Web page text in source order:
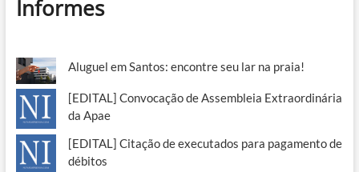
Informes
Aluguel em Santos: encontre seu lar na praia!
[EDITAL] Convocação de Assembleia Extraordinária
da Apae
[EDITAL] Citação de executados para pagamento de
débitos